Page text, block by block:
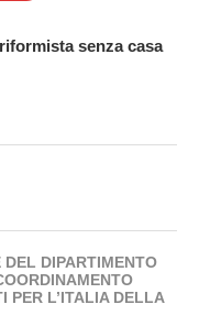
senza casa
DIPARTIMENTO
PER L’ITALIA DELLA